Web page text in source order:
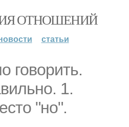
ОТНОШЕНИЙ
статьи
говорить.
1.
"но".